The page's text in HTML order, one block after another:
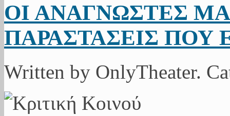
ΟΙ ΑΝΑΓΝΩΣΤΕΣ
ΠΑΡΑΣΤΑΣΕΙΣ ΠΟΥ
Written by OnlyTheater.